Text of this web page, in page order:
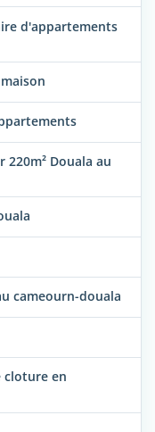
d'appartements
Douala au
cameourn-douala
cloture en